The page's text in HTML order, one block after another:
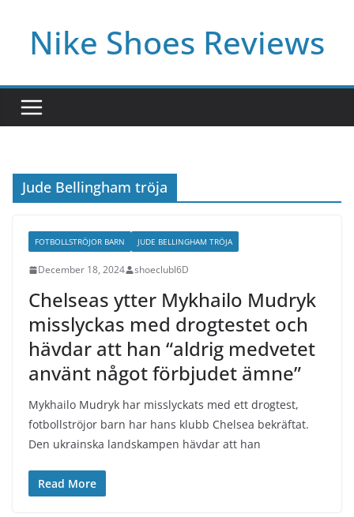
contentNike Shoes Reviews
Jude Bellingham tröja
FOTBOLLSTRÖJOR BARN JUDE BELLINGHAM TRÖJA
December 18, 2024 shoeclubl6D
Chelseas ytter Mykhailo Mudryk
misslyckas med drogtestet och
hävdar att han “aldrig medvetet
använt något förbjudet ämne”
Mykhailo Mudryk har misslyckats med ett drogtest,
fotbollströjor barn har hans klubb Chelsea bekräftat.
Den ukrainska landskampen hävdar att han
Read More